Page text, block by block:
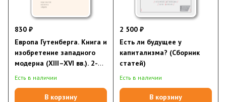
830 ₽
Европа Гутенберга. Книга и
изобретение западного
модерна (XIII–XVI вв.). 2-е
изд., испр. (электронная
Есть в наличии
В корзину
2 500 ₽
Есть ли будущее у
капитализма? (Сборник
статей)
Есть в наличии
В корзину